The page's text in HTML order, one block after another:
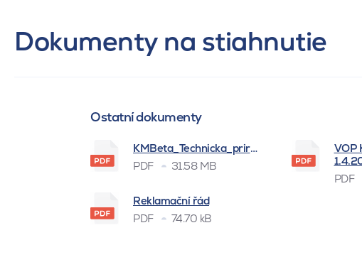
Dokumenty na stiahnutie
Ostatní dokumenty
KMBeta_Technicka_prirucka_BSK_
PDF
31.58 MB
VOP
PDF
Reklamační řád
PDF
74.70 kB